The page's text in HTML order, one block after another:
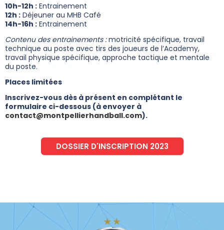
10h-12h : Entrainement
12h : Déjeuner au MHB Café
14h-16h : Entrainement
Contenu des entrainements :motricité spécifique, travail
technique au poste avec tirs des joueurs de l’Academy,
travail physique spécifique, approche tactique et mentale
du poste.
Places limitées
Inscrivez-vous dès à présent en complétant le
formulaire ci-dessous (à envoyer à
contact@montpellierhandball.com).
DOSSIER D'INSCRIPTION 2023